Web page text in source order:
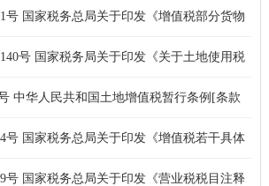
文废止]
号 国家税务总局关于印发《增值税部分货物
[条款废止]
号 国家税务局关于印发《关于土地使用税
定》的通知[条款失效]
中华人民共和国土地增值税暂行条例[条款
号 国家税务总局关于印发《增值税若干具体
条款废止]
号 国家税务总局关于印发《营业税税目注释